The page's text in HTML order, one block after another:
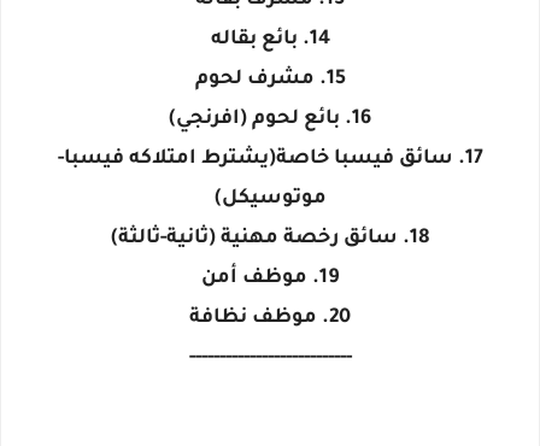
14. بائع بقاله
15. مشرف لحوم
16. بائع لحوم (افرنجي)
17. سائق فيسبا خاصة(يشترط امتلاكه فيسبا-
موتوسيكل)
18. سائق رخصة مهنية (ثانية-ثالثة)
19. موظف أمن
20. موظف نظافة
---------------------------